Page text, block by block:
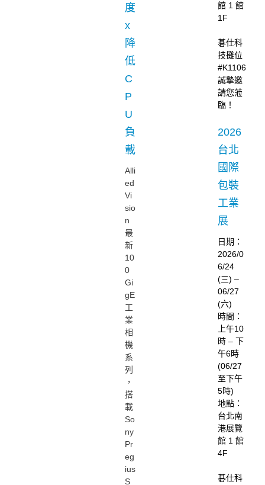
度
x
降
低
C
P
U
負
載
Alli
ed
Vi
sio
n
最
新
10
0
Gi
gE
工
業
相
機
系
列
，
搭
載
So
ny
Pr
eg
ius
S
館 1 館
1F
碁仕科
技攤位
#K1106
誠摯邀
請您蒞
臨！
2026
台北
國際
包裝
工業
展
日期：
2026/0
6/24
(三) –
06/27
(六)
時間：
上午10
時 – 下
午6時
(06/27
至下午
5時)
地點：
台北南
港展覽
館 1 館
4F
碁仕科